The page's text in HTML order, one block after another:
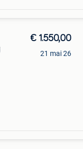
€ 1.550,00
21 mai 26